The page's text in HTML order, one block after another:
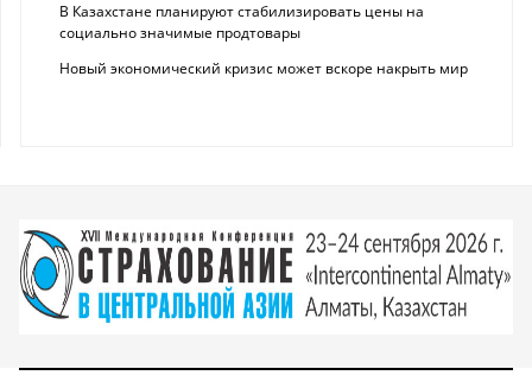
В Казахстане планируют стабилизировать цены на
социально значимые продтовары
Новый экономический кризис может вскоре накрыть мир